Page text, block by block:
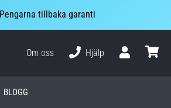
Pengarna tillbaka garanti
Om oss
Hjälp
BLOGG